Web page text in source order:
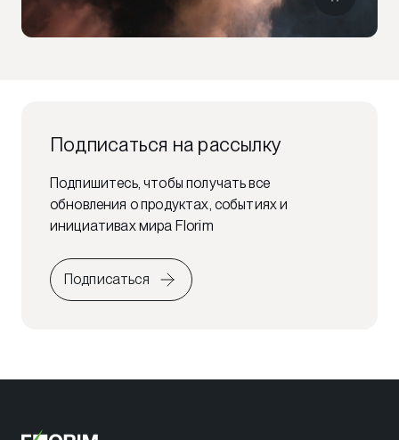
Подписаться на рассылку
Подпишитесь, чтобы получать все
обновления о продуктах, событиях и
инициативах мира Florim
Подписаться